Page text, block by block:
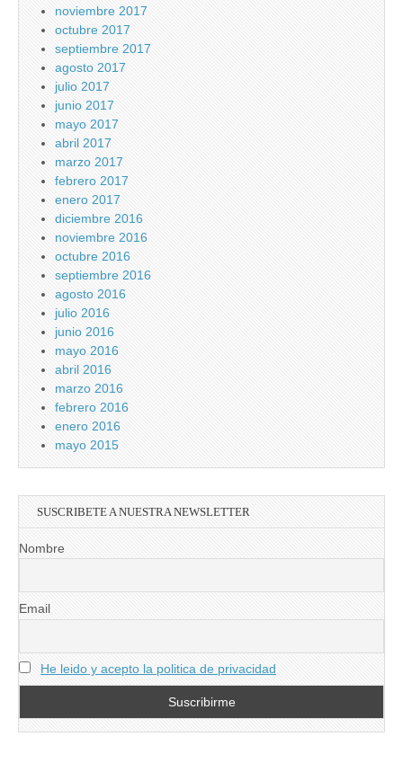
noviembre 2017
octubre 2017
septiembre 2017
agosto 2017
julio 2017
junio 2017
mayo 2017
abril 2017
marzo 2017
febrero 2017
enero 2017
diciembre 2016
noviembre 2016
octubre 2016
septiembre 2016
agosto 2016
julio 2016
junio 2016
mayo 2016
abril 2016
marzo 2016
febrero 2016
enero 2016
mayo 2015
SUSCRIBETE A NUESTRA NEWSLETTER
Nombre
Email
He leido y acepto la politica de privacidad